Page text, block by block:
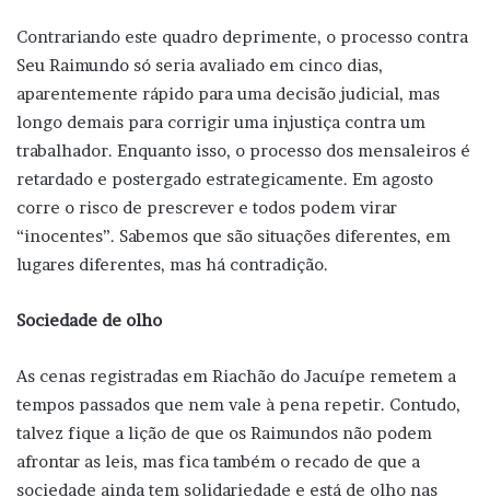
Contrariando este quadro deprimente, o processo contra
Seu Raimundo só seria avaliado em cinco dias,
aparentemente rápido para uma decisão judicial, mas
longo demais para corrigir uma injustiça contra um
trabalhador. Enquanto isso, o processo dos mensaleiros é
retardado e postergado estrategicamente. Em agosto
corre o risco de prescrever e todos podem virar
“inocentes”. Sabemos que são situações diferentes, em
lugares diferentes, mas há contradição.
Sociedade de olho
As cenas registradas em Riachão do Jacuípe remetem a
tempos passados que nem vale à pena repetir. Contudo,
talvez fique a lição de que os Raimundos não podem
afrontar as leis, mas fica também o recado de que a
sociedade ainda tem solidariedade e está de olho nas